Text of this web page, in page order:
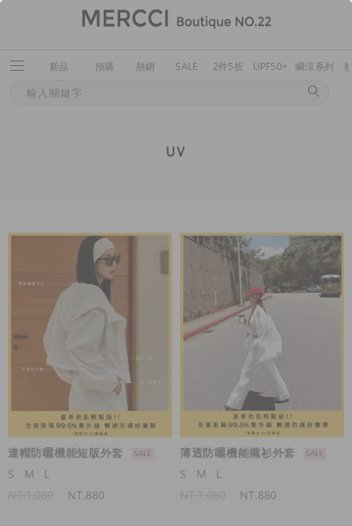
新品 預購 熱銷 SALE 2件5折 UPF50+ 瞬涼系列
UV
連帽防曬機能短版外套
S
M
L
NT.880
薄透防曬機能襯衫外套
S
M
L
NT.880